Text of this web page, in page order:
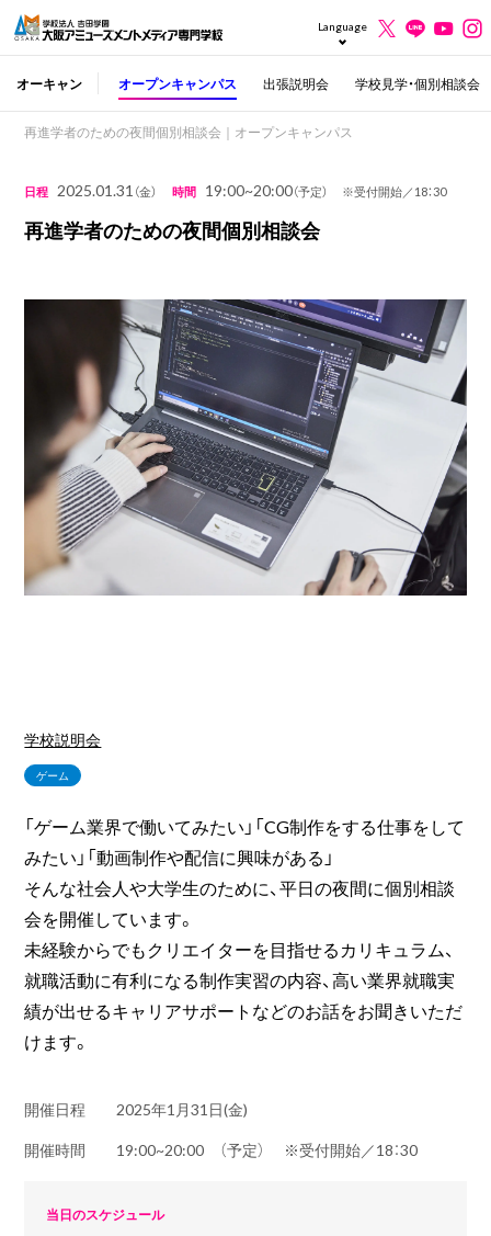
Language
オーキャン オープンキャンパス 出張説明会 学校見学・個別相談会
再進学者のための夜間個別相談会｜オープンキャンパス
日程 2025.01.31（金） 時間 19:00~20:00（予定） ※受付開始／18：30
再進学者のための夜間個別相談会
学校説明会
ゲーム
「ゲーム業界で働いてみたい」「CG制作をする仕事をして
みたい」「動画制作や配信に興味がある」
そんな社会人や大学生のために、平日の夜間に個別相談
会を開催しています。
未経験からでもクリエイターを目指せるカリキュラム、
就職活動に有利になる制作実習の内容、高い業界就職実
績が出せるキャリアサポートなどのお話をお聞きいただ
けます。
開催日程
2025年1月31日(金)
開催時間
19:00~20:00 （予定） ※受付開始／18：30
当日のスケジュール